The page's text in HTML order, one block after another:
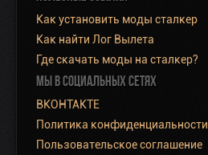
Как установить моды сталкер
Как найти Лог Вылета
Где скачать моды на сталкер?
МЫ В СОЦИАЛЬНЫХ СЕТЯХ
ВКОНТАКТЕ
Политика конфиденциальности
Пользовательское соглашение